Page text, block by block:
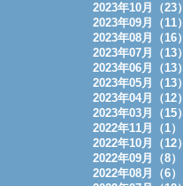
2023年10月（23）
2023年09月（11）
2023年08月（16）
2023年07月（13）
2023年06月（13）
2023年05月（13）
2023年04月（12）
2023年03月（15）
2022年11月（1）
2022年10月（12）
2022年09月（8）
2022年08月（6）